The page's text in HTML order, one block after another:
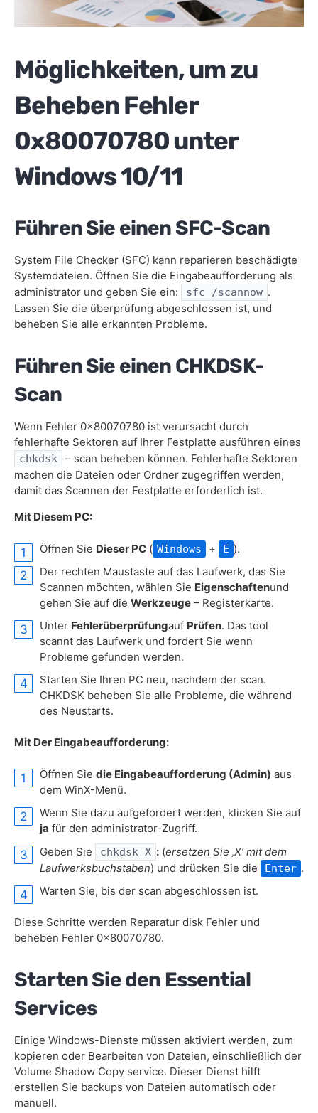
Möglichkeiten, um zu
Beheben Fehler
0x80070780 unter
Windows 10/11
Führen Sie einen SFC-Scan
System File Checker (SFC) kann reparieren beschädigte
Systemdateien. Öffnen Sie die Eingabeaufforderung als
administrator und geben Sie ein:
sfc /scannow .
Lassen Sie die überprüfung abgeschlossen ist, und
beheben Sie alle erkannten Probleme.
Führen Sie einen CHKDSK-
Scan
Wenn Fehler 0x80070780 ist verursacht durch
fehlerhafte Sektoren auf Ihrer Festplatte ausführen eines
chkdsk
– scan beheben können. Fehlerhafte Sektoren
machen die Dateien oder Ordner zugegriffen werden,
damit das Scannen der Festplatte erforderlich ist.
Mit Diesem PC:
Öffnen Sie Dieser PC ( Windows + E ).
Der rechten Maustaste auf das Laufwerk, das Sie
Scannen möchten, wählen Sie Eigenschaftenund
gehen Sie auf die Werkzeuge – Registerkarte.
Unter Fehlerüberprüfungauf Prüfen. Das tool
scannt das Laufwerk und fordert Sie wenn
Probleme gefunden werden.
Starten Sie Ihren PC neu, nachdem der scan.
CHKDSK beheben Sie alle Probleme, die während
des Neustarts.
Mit Der Eingabeaufforderung:
Öffnen Sie die Eingabeaufforderung (Admin) aus
dem WinX-Menü.
Wenn Sie dazu aufgefordert werden, klicken Sie auf
ja für den administrator-Zugriff.
Geben Sie
chkdsk X : (ersetzen Sie ‚X‘ mit dem
Laufwerksbuchstaben) und drücken Sie die Enter .
Warten Sie, bis der scan abgeschlossen ist.
Diese Schritte werden Reparatur disk Fehler und
beheben Fehler 0x80070780.
Starten Sie den Essential
Services
Einige Windows-Dienste müssen aktiviert werden, zum
kopieren oder Bearbeiten von Dateien, einschließlich der
Volume Shadow Copy service. Dieser Dienst hilft
erstellen Sie backups von Dateien automatisch oder
manuell.